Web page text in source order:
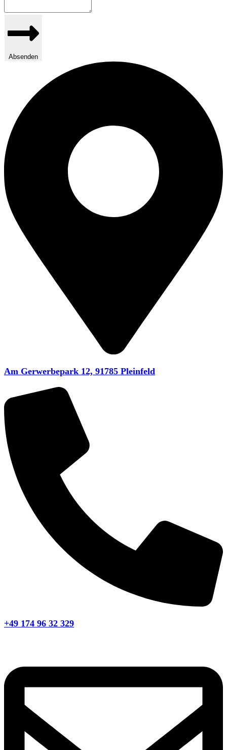
Absenden
Am Gerwerbepark 12, 91785 Pleinfeld​
+49 174 96 32 329​